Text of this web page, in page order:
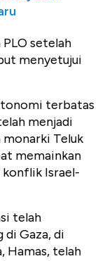
setelah
menyetujui
terbatas
menjadi
Teluk
memainkan
konflik Israel-
telah
di Gaza, di
Hamas, telah